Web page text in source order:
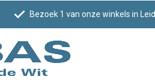
Bezoek 1 van onze winkels in Leiden!